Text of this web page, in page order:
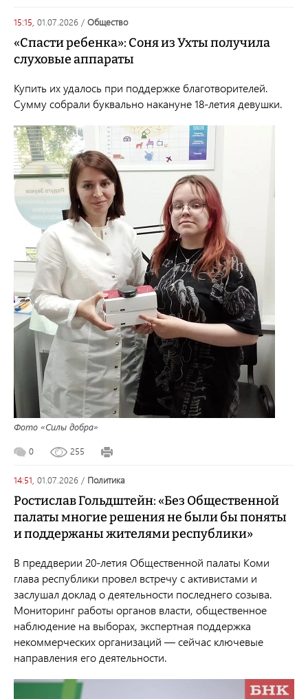
15:15, 01.07.2026 / общество
«Спасти ребенка»: Соня из Ухты получила
слуховые аппараты
Купить их удалось при поддержке благотворителей.
Сумму собрали буквально накануне 18-летия девушки.
Фото «Силы добра»
0 255
14:51, 01.07.2026 / политика
Ростислав Гольдштейн: «Без Общественной
палаты многие решения не были бы поняты
и поддержаны жителями республики»
В преддверии 20-летия Общественной палаты Коми
глава республики провел встречу с активистами и
заслушал доклад о деятельности последнего созыва.
Мониторинг работы органов власти, общественное
наблюдение на выборах, экспертная поддержка
некоммерческих организаций — сейчас ключевые
направления его деятельности.